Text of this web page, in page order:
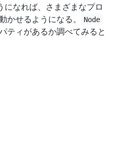
になれば、さまざまなプロ
かせるようになる。
Node
ティがあるか調べてみると